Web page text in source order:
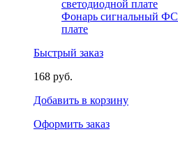
Фонарь сигнальный
плате
Быстрый заказ
168 руб.
Добавить в корзину
Оформить заказ